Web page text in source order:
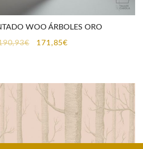
WOO ÁRBOLES ORO
€
El
era:
190,93€.
171,85€El
es:
171,85€.